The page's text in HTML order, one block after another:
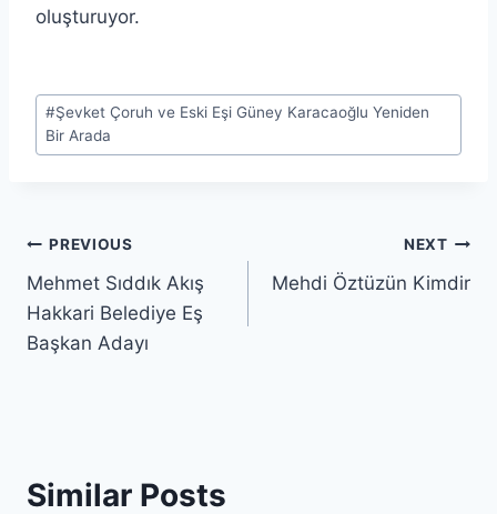
oluşturuyor.
Post
Tags:
#Şevket Çoruh ve Eski Eşi Güney Karacaoğlu Yeniden
Bir Arada
Post
navigation
PREVIOUS
Mehmet Sıddık Akış
Hakkari Belediye Eş
Başkan Adayı
NEXT
Mehdi Öztüzün Kimdir
Similar Posts